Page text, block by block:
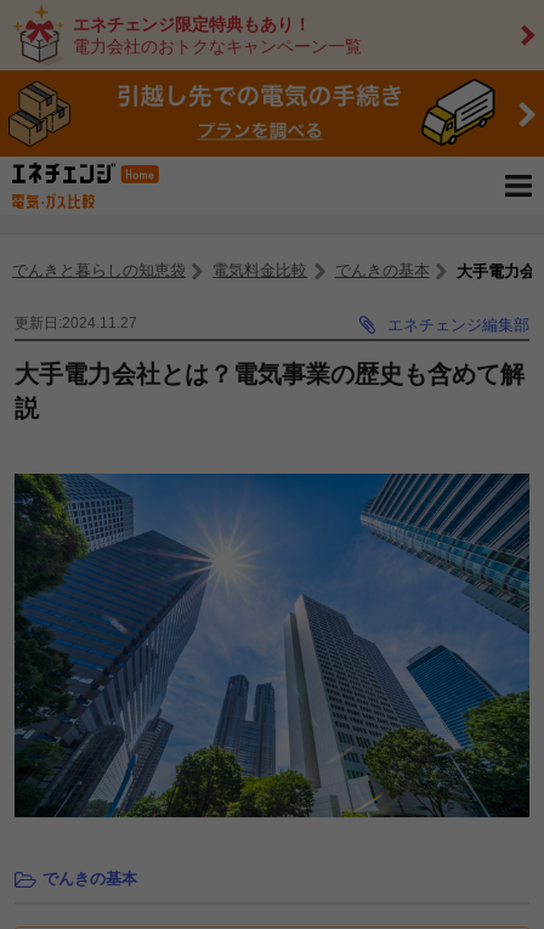
エネチェンジ限定特典もあり！
電力会社のおトクなキャンペーン一覧
でんきと暮らしの知恵袋 電気料金比較 でんきの基本 大手電力会
更新日:2024.11.27 エネチェンジ編集部
大手電力会社とは？電気事業の歴史も含めて解
説
でんきの基本